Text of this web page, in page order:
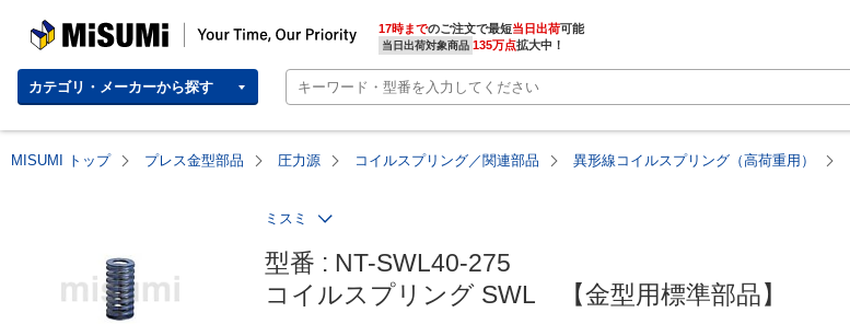
MISUMI | Your Time, Our Priority 17時までのご注文で最短当日出荷
当日出荷対象商品 135万点拡大中！
カテゴリ・メーカーから探す
MISUMI トップ プレス金型部品 圧力源 コイルスプリング／関連部品 異形線コイルスプリング（高荷重用）
ミスミ
型番 : NT-SWL40-275
コイルスプリング SWL　【金型用標準部品】